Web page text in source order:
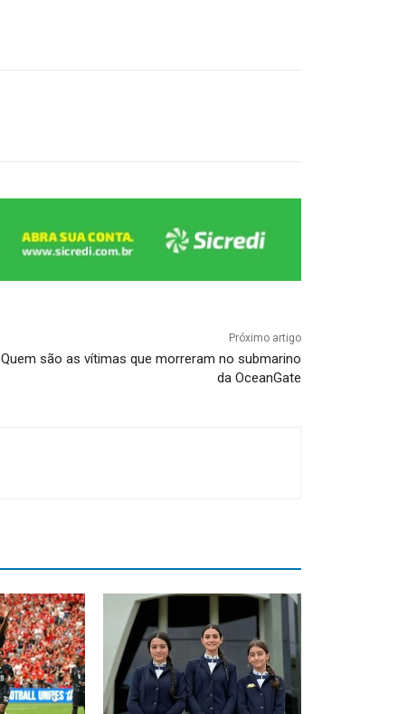
Próximo artigo
Quem são as vítimas que morreram no submarino
da OceanGate